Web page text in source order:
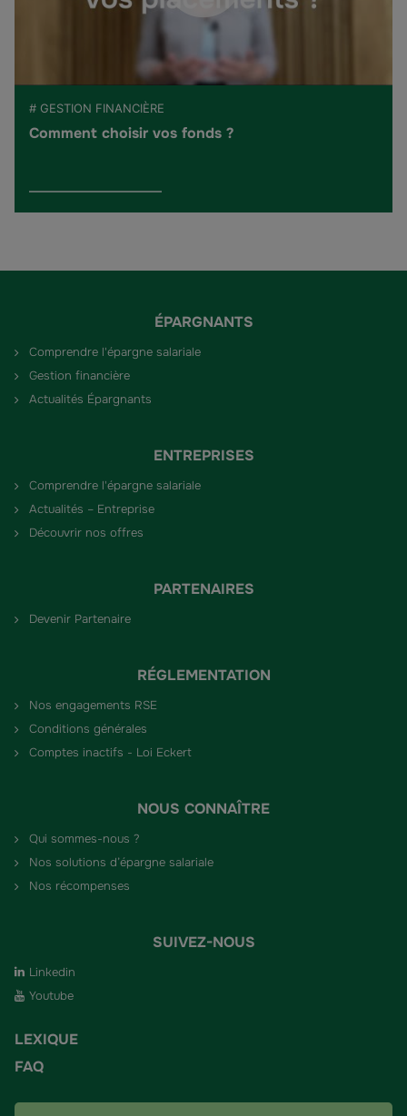
# GESTION FINANCIÈRE
Comment choisir vos fonds ?
ÉPARGNANTS
Comprendre l'épargne salariale
Gestion financière
Actualités Épargnants
ENTREPRISES
Comprendre l'épargne salariale
Actualités – Entreprise
Découvrir nos offres
PARTENAIRES
Devenir Partenaire
RÉGLEMENTATION
Nos engagements RSE
Conditions générales
Comptes inactifs - Loi Eckert
NOUS CONNAÎTRE
Qui sommes-nous ?
Nos solutions d’épargne salariale
Nos récompenses
SUIVEZ-NOUS
Linkedin
Youtube
LEXIQUE
FAQ